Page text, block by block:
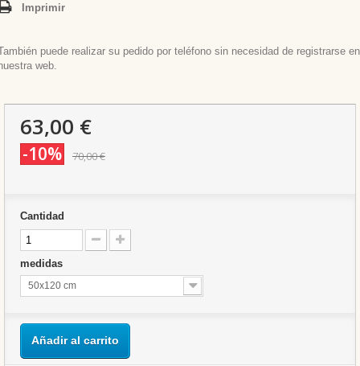
Imprimir
puede realizar su pedido por teléfono sin necesidad de registrarse en
web.
63,00 €
-10% 70,00 €
Cantidad
medidas
50x120 cm
Añadir al carrito